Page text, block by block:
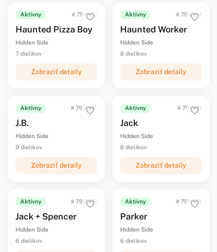
Aktívny # 791902
Haunted Pizza Boy
Hidden Side
7 dielikov
Zobraziť detaily
Aktívny # 792007
Haunted Worker
Hidden Side
8 dielikov
Zobraziť detaily
Aktívny # 792006
J.B.
Hidden Side
9 dielikov
Zobraziť detaily
Aktívny # 791901
Jack
Hidden Side
8 dielikov
Zobraziť detaily
Aktívny # 792009
Jack + Spencer
Hidden Side
6 dielikov
Aktívny # 791903
Parker
Hidden Side
6 dielikov